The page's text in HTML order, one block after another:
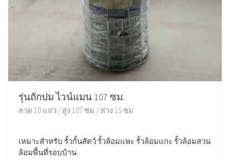
รุ่นถักปม ไวน์แมน 107 ซม.
ลวด 10 แถว / สูง 107 ซม / ห่าง 15 ซม
เหมาะสำหรับ รั้วกั้นสัตว์ รั้วล้อมแพะ รั้วล้อมแกะ รั้วล้อมสวน
ล้อมพื้นที่รอบบ้าน